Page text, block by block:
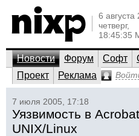
6 августа
четверг,
18:45:35
Новости Форум Софт
Проект
Реклама
7 июля 2005, 17:18
Уязвимость в
UNIX/Linux